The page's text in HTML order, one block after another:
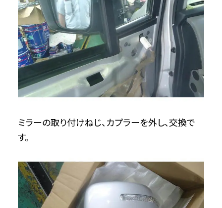
ミラーの取り付けねじ、カプラーを外し、交換で
す。